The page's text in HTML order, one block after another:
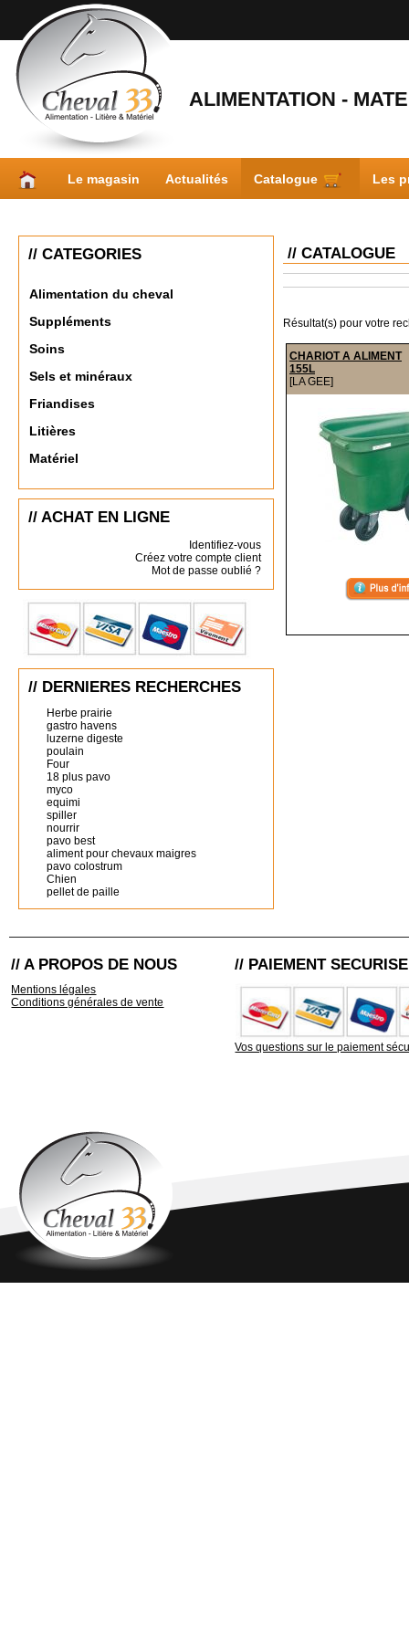
ALIMENTATION -
Le magasin Actualités Catalogue Les
// CATEGORIES
Alimentation du cheval
Suppléments
Soins
Sels et minéraux
Friandises
Litières
Matériel
// ACHAT EN LIGNE
Identifiez-vous
Créez votre compte client
Mot de passe oublié ?
// DERNIERES RECHERCHES
Herbe prairie
gastro havens
luzerne digeste
poulain
Four
18 plus pavo
myco
equimi
spiller
nourrir
pavo best
aliment pour chevaux maigres
pavo colostrum
Chien
pellet de paille
// CATALOGUE
Résultat(s) pour votre
CHARIOT A ALIMENT
155L
[LA GEE]
// A PROPOS DE NOUS
Mentions légales
Conditions générales de vente
// PAIEMENT SECURISE
Vos questions sur le paiement